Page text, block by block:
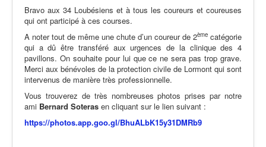
Bravo aux 34 Loubésiens et à tous les coureurs et coureuses
qui ont participé à ces courses.
A noter tout de même une chute d’un coureur de 2ème catégorie
qui a dû être transféré aux urgences de la clinique des 4
pavillons. On souhaite pour lui que ce ne sera pas trop grave.
Merci aux bénévoles de la protection civile de Lormont qui sont
intervenus de manière très professionnelle.
Vous trouverez de très nombreuses photos prises par notre
ami Bernard Soteras en cliquant sur le lien suivant :
https://photos.app.goo.gl/BhuALbK15y31DMRb9